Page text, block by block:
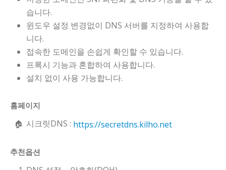
습니다.
윈도우 설정 변경없이 DNS 서버를 지정하여 사용합
니다.
접속한 도메인을 손쉽게 확인할 수 있습니다.
프록시 기능과 혼합하여 사용합니다.
설치 없이 사용 가능합니다.
홈페이지
시크릿DNS : https://secretdns.kilho.net
추천옵션